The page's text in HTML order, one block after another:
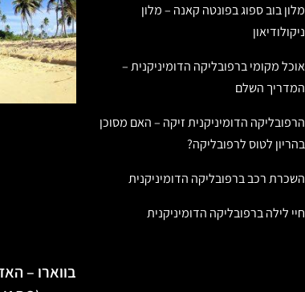
מלון בוב ספוג בפונטה קאנה – מלון
ניקולודיאון
אוכל מקומי ברפובליקה הדומיניקנית –
המדריך השלם
הרפובליקה הדומיניקנית זיקה – האם מסוכן
בהריון לטוס לרפובליקה?
השכרת רכב ברפובליקה הדומיניקנית
חיי לילה ברפובליקה הדומיניקנית
בווארו –